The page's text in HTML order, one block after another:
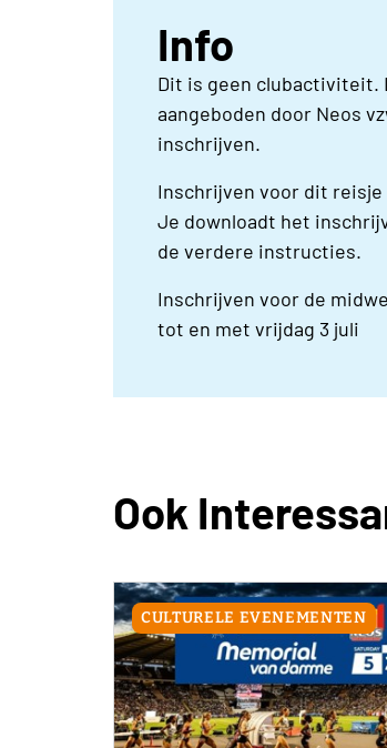
Info
Dit is geen clubactiviteit.
aangeboden door Neos
inschrijven.
Inschrijven voor dit
Je downloadt het
de verdere instructies.
Inschrijven voor de
tot en met vrijdag 3 juli
Ook
CULTURELE EVENEMENTEN